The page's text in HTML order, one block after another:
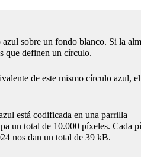
sobre un fondo blanco. Si la
que definen un círculo.
de este mismo círculo azul,
está codificada en una parrilla
un total de 10.000 píxeles. Cada
nos dan un total de 39 kB.